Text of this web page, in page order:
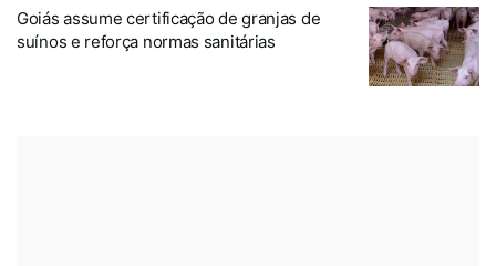
Goiás assume certificação de granjas de
suínos e reforça normas sanitárias